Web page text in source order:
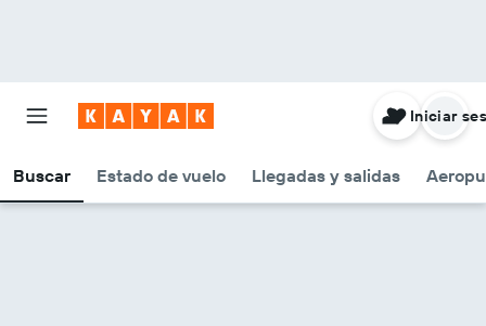
Buscar Estado de vuelo Llegadas y salidas
Iniciar